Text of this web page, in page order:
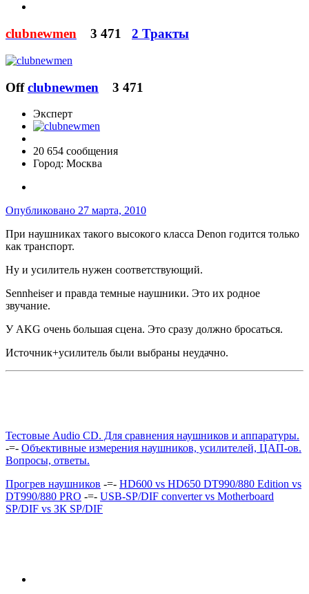
clubnewmen 3 471 2 Тракты
Off clubnewmen 3 471
Эксперт
20 654 сообщения
Город: Москва
Опубликовано 27 марта, 2010
При наушниках такого высокого класса Denon годится только
как транспорт.
Ну и усилитель нужен соответствующий.
Sennheiser и правда темные наушники. Это их родное
звучание.
У AKG очень большая сцена. Это сразу должно бросаться.
Источник+усилитель были выбраны неудачно.
Тестовые Audio CD. Для сравнения наушников и аппаратуры.
-=- Объективные измерения наушников, усилителей, ЦАП-ов.
Вопросы, ответы.
Прогрев наушников -=- HD600 vs HD650 DT990/880 Edition vs
DT990/880 PRO -=- USB-SP/DIF converter vs Motherboard
SP/DIF vs ЗК SP/DIF